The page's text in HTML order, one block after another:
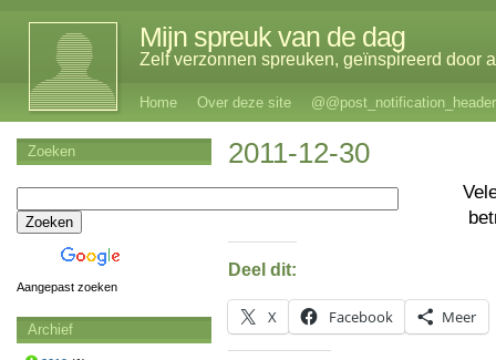
Mijn spreuk van de dag
Zelf verzonnen spreuken, geïnspireerd door
Home Over deze site @@post_notification_header
2011-12-30
Deel dit:
X Facebook Meer
Zoeken
Aangepast zoeken
Archief